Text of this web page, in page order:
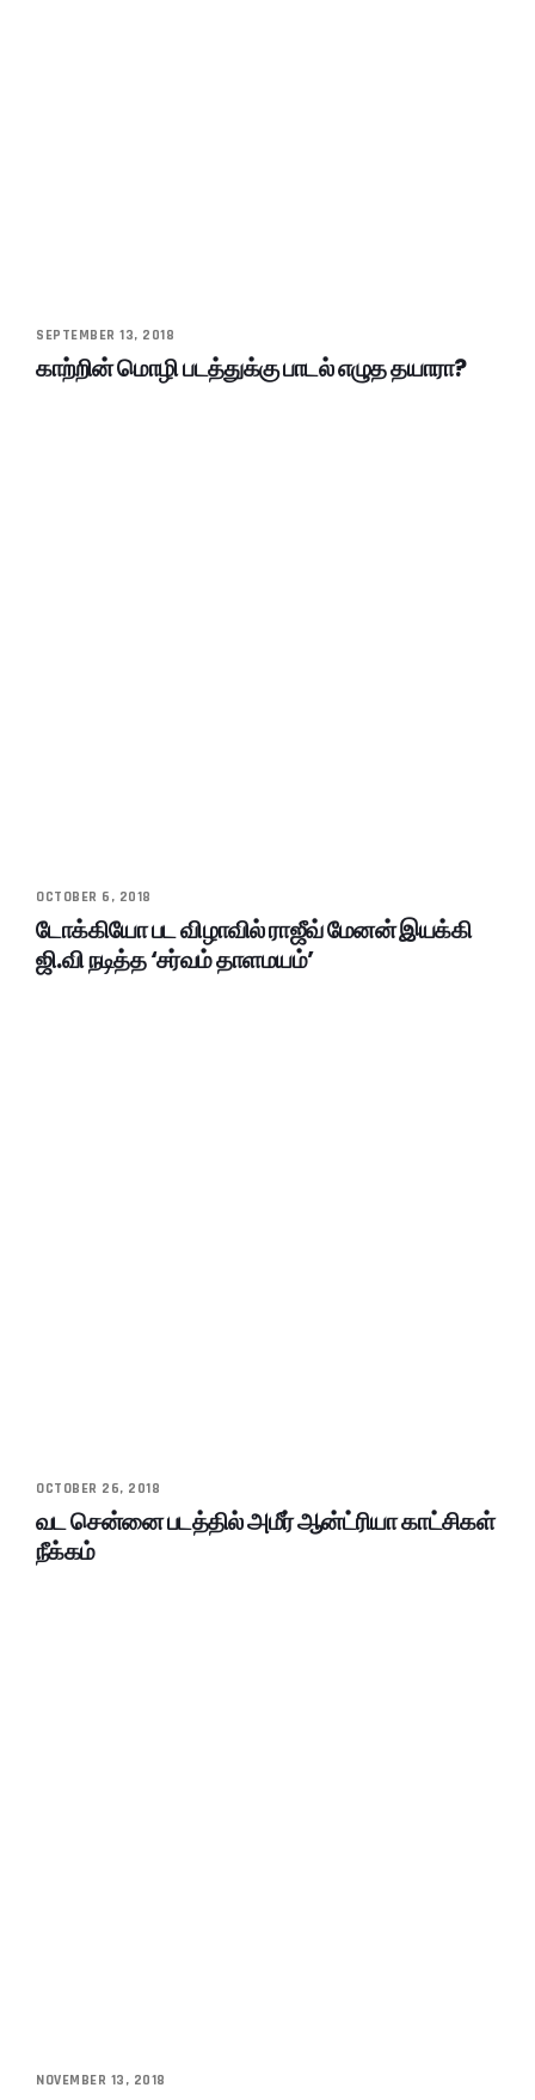
SEPTEMBER 13, 2018
காற்றின் மொழி படத்துக்கு பாடல் எழுத தயாரா?
OCTOBER 6, 2018
டோக்கியோ பட விழாவில் ராஜீவ் மேனன் இயக்கி
ஜி.வி நடித்த ‘சர்வம் தாளமயம்’
OCTOBER 26, 2018
வட சென்னை படத்தில் அமீர் ஆன்ட்ரியா காட்சிகள்
நீக்கம்
NOVEMBER 13, 2018